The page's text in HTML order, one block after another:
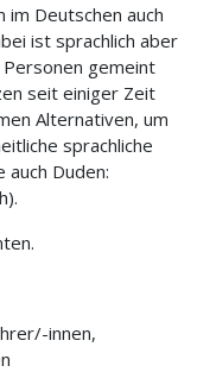
im Deutschen auch
ist sprachlich aber
gemeint
seit einiger Zeit
Alternativen, um
sprachliche
auch Duden:
innen,